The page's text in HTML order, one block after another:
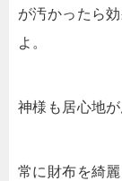
が汚かったら
よ。
神様も居心地
常に財布を綺